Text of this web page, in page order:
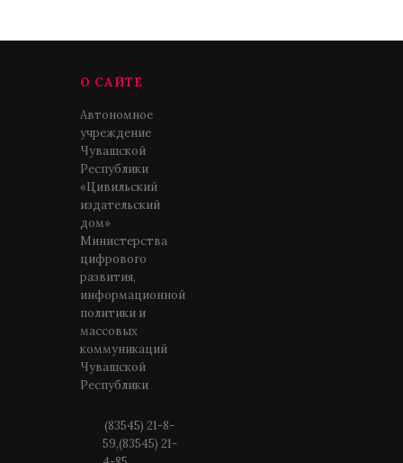
О САЙТЕ
Автономное
учреждение
Чувашской
Республики
«Цивильский
издательский
дом»
Министерства
цифрового
развития,
информационной
политики и
массовых
коммуникаций
Чувашской
Республики
(83545) 21-8-
59,(83545) 21-